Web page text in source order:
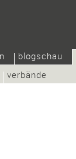
blogschau
verbände